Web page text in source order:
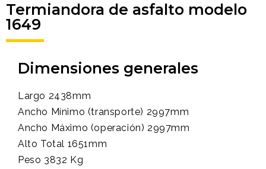
Termiandora de asfalto modelo
1649
Dimensiones generales
Largo 2438mm
Ancho Mínimo (transporte) 2997mm
Ancho Máximo (operación) 2997mm
Alto Total 1651mm
Peso 3832 Kg